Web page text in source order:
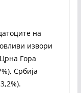
на
извори
Гора
Србија